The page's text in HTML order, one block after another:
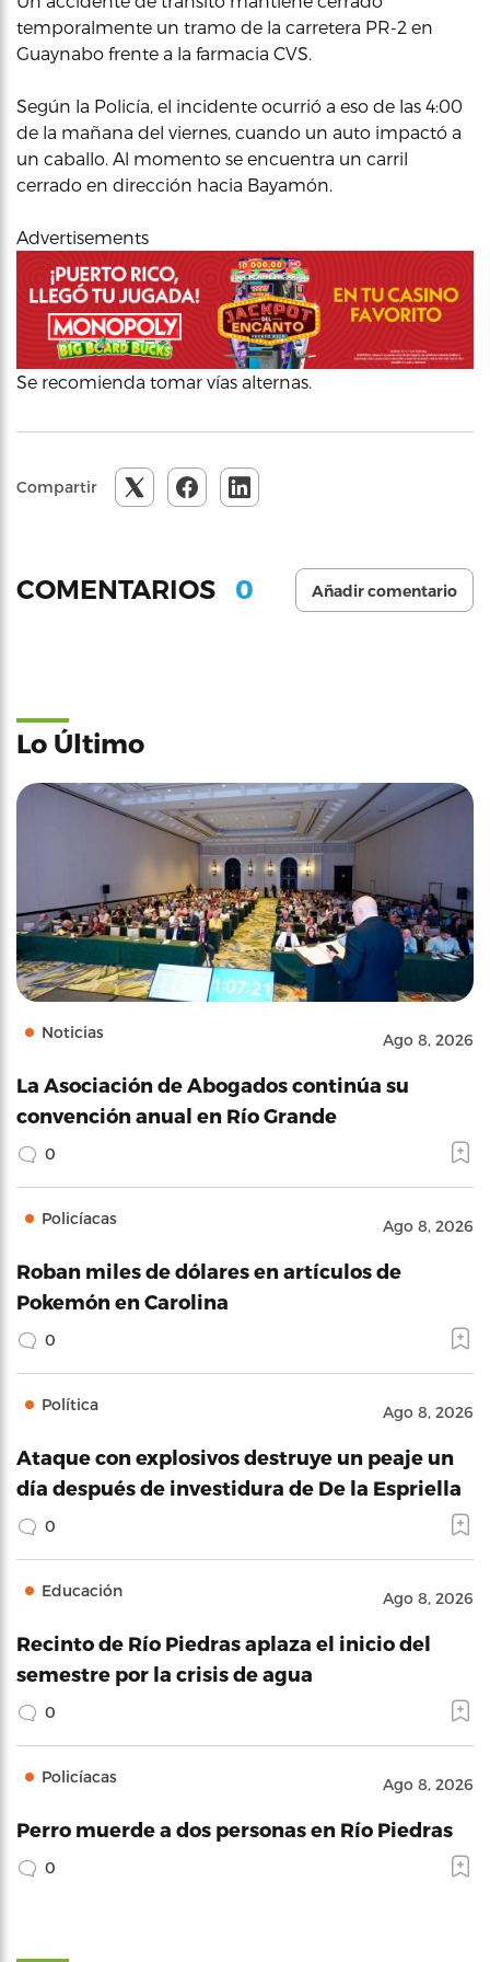
temporalmente un tramo de la carretera PR-2 en
Guaynabo frente a la farmacia CVS.
Según la Policía, el incidente ocurrió a eso de las 4:00
de la mañana del viernes, cuando un auto impactó a
un caballo. Al momento se encuentra un carril
cerrado en dirección hacia Bayamón.
Advertisements
Se recomienda tomar vías alternas.
Compartir
COMENTARIOS 0 Añadir comentario
Lo Último
Noticias Ago 8, 2026
La Asociación de Abogados continúa su
convención anual en Río Grande
0
Policíacas Ago 8, 2026
Roban miles de dólares en artículos de
Pokemón en Carolina
0
Política Ago 8, 2026
Ataque con explosivos destruye un peaje un
día después de investidura de De la Espriella
0
Educación Ago 8, 2026
Recinto de Río Piedras aplaza el inicio del
semestre por la crisis de agua
0
Policíacas Ago 8, 2026
Perro muerde a dos personas en Río Piedras
0